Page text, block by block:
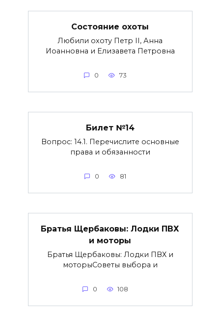
Состояние охоты
Любили охоту Петр II, Анна
Иоанновна и Елизавета Петровна
0 73
Билет №14
Вопрос: 14.1. Перечислите основные
права и обязанности
0 81
Братья Щербаковы: Лодки ПВХ
и моторы
Братья Щербаковы: Лодки ПВХ и
моторыCоветы выбора и
0 108